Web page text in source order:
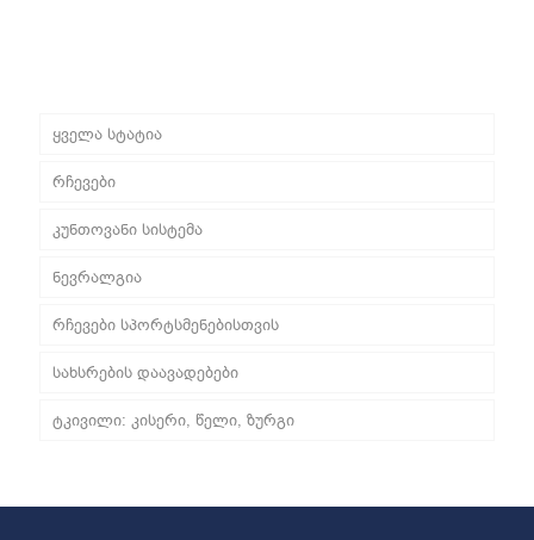
ყველა სტატია
რჩევები
კუნთოვანი სისტემა
ნევრალგია
რჩევები სპორტსმენებისთვის
სახსრების დაავადებები
ტკივილი: კისერი, წელი, ზურგი